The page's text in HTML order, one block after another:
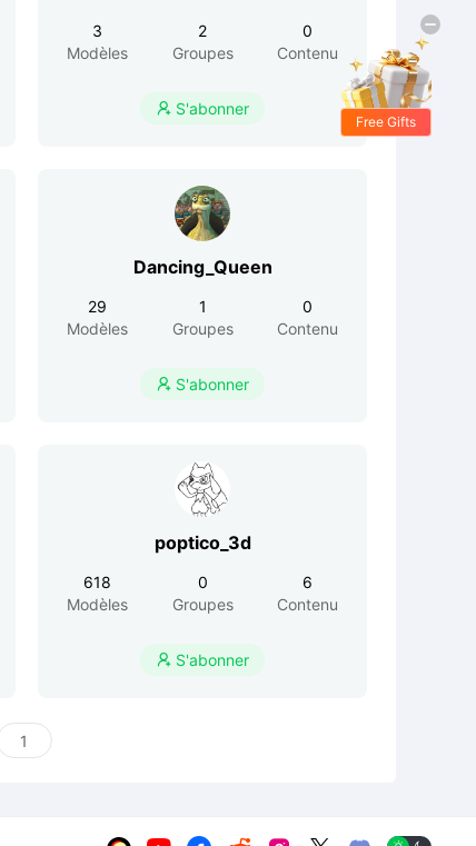
3
Modèles
2
Groupes
0
Contenu
 S'abonner
Dancing_Queen
29
Modèles
1
Groupes
0
Contenu
 S'abonner
poptico_3d
618
Modèles
0
Groupes
6
Contenu
 S'abonner
Free Gifts